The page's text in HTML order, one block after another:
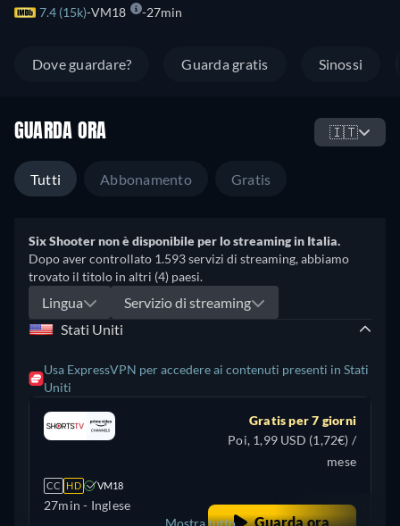
7.4 (15k) VM18 27min
Dove guardare? Guarda gratis Sinossi
GUARDA ORA 🇮🇹
Tutti Abbonamento Gratis
Six Shooter non è disponibile per lo streaming in Italia.
Dopo aver controllato 1.593 servizi di streaming, abbiamo
trovato il titolo in altri (4) paesi.
Lingua
Servizio di streaming
Stati Uniti
Usa ExpressVPN per accedere ai contenuti presenti in Stati
Uniti
CC HD VM18
27min - Inglese
Gratis per 7 giorni
Poi, 1,99 USD (1,72€) /
mese
Guarda ora